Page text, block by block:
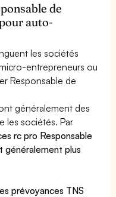
de
auto-
les sociétés
entrepreneurs ou
Responsable de
généralement des
les sociétés. Par
rc pro Responsable
généralement plus
prévoyances TNS